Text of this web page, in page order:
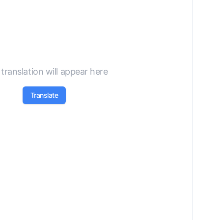
will appear here
Translate